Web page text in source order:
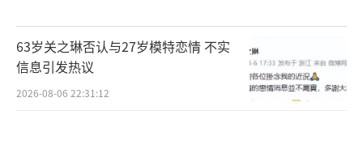
63岁关之琳否认与27岁模特恋情 不实
信息引发热议
2026-08-06 22:31:12